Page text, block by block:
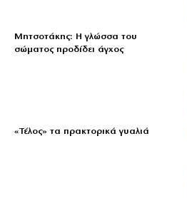
Μητσοτάκης: Η γλώσσα του
σώματος προδίδει άγχος
«Τέλος» τα πρακτορικά γυαλιά